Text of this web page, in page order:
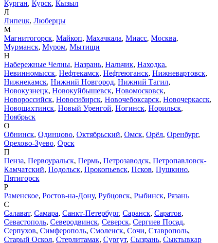
Курган, Курск, Кызыл
Л
Липецк, Люберцы
М
Магнитогорск, Майкоп, Махачкала, Миасс, Москва,
Мурманск, Муром, Мытищи
Н
Набережные Челны, Назрань, Нальчик, Находка,
Невинномысск, Нефтекамск, Нефтеюганск, Нижневартовск,
Нижнекамск, Нижний Новгород, Нижний Тагил,
Новокузнецк, Новокуйбышевск, Новомосковск,
Новороссийск, Новосибирск, Новочебоксарск, Новочеркасск,
Новошахтинск, Новый Уренгой, Ногинск, Норильск,
Ноябрьск
О
Обнинск, Одинцово, Октябрьский, Омск, Орёл, Оренбург,
Орехово-Зуево, Орск
П
Пенза, Первоуральск, Пермь, Петрозаводск, Петропавловск-
Камчатский, Подольск, Прокопьевск, Псков, Пушкино,
Пятигорск
Р
Раменское, Ростов-на-Дону, Рубцовск, Рыбинск, Рязань
С
Салават, Самара, Санкт-Петербург, Саранск, Саратов,
Севастополь, Северодвинск, Северск, Сергиев Посад,
Серпухов, Симферополь, Смоленск, Сочи, Ставрополь,
Старый Оскол, Стерлитамак, Сургут, Сызрань, Сыктывкар